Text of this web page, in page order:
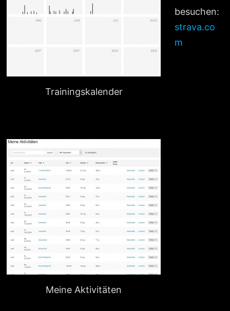
Trainingskalender
Meine Aktivitäten
besuchen:
strava.co
m